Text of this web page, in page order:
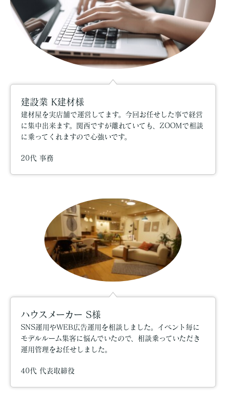
建設業 K建材様
建材屋を実店舗で運営してます。今回お任せした事で経営
に集中出来ます。関西ですが離れていても、ZOOMで相談
に乗ってくれますので心強いです。
20代 事務
ハウスメーカー S様
SNS運用やWEB広告運用を相談しました。イベント毎に
モデルルーム集客に悩んでいたので、相談乗っていただき
運用管理をお任せしました。
40代 代表取締役